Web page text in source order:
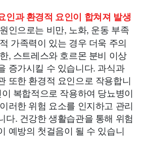
인과 환경적 요인이 합쳐져 발생
인으로는 비만, 노화, 운동 부족
가족력이 있는 경우 더욱 주의
, 스트레스와 호르몬 분비 이상
증가시킬 수 있습니다. 과식과
또한 환경적 요인으로 작용합니
복합적으로 작용하여 당뇨병이
러한 위험 요소를 인지하고 관리
다. 건강한 생활습관을 통해 위험
예방의 첫걸음이 될 수 있습니